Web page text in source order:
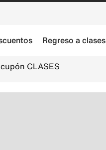
Regreso a clases
CLASES